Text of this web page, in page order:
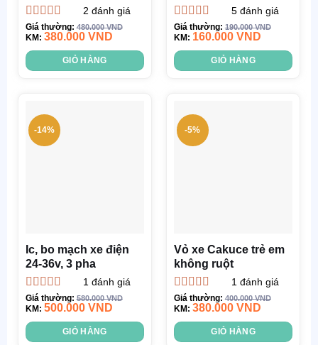
Được xếp
hạng4.50
5 sao
2 đánh giá
Giá thường:480.000VND
KM: 380.000 VND
GIỎ HÀNG
Được xếp
hạng4.805
sao
5đánh giá
Giá thường:190.000VND
KM: 160.000 VND
GIỎ HÀNG
-14%
Ic, bo mạch xe điện
24-36v, 3 pha
Được xếp
hạng5.005
sao
1 đánh giá
Giá thường:580.000VND
KM: 500.000 VND
GIỎ HÀNG
-5%
Vỏ xe Cakuce trẻ em
không ruột
Được xếp
hạng5.005
sao
1 đánh giá
Giá thường:400.000VND
KM: 380.000 VND
GIỎ HÀNG